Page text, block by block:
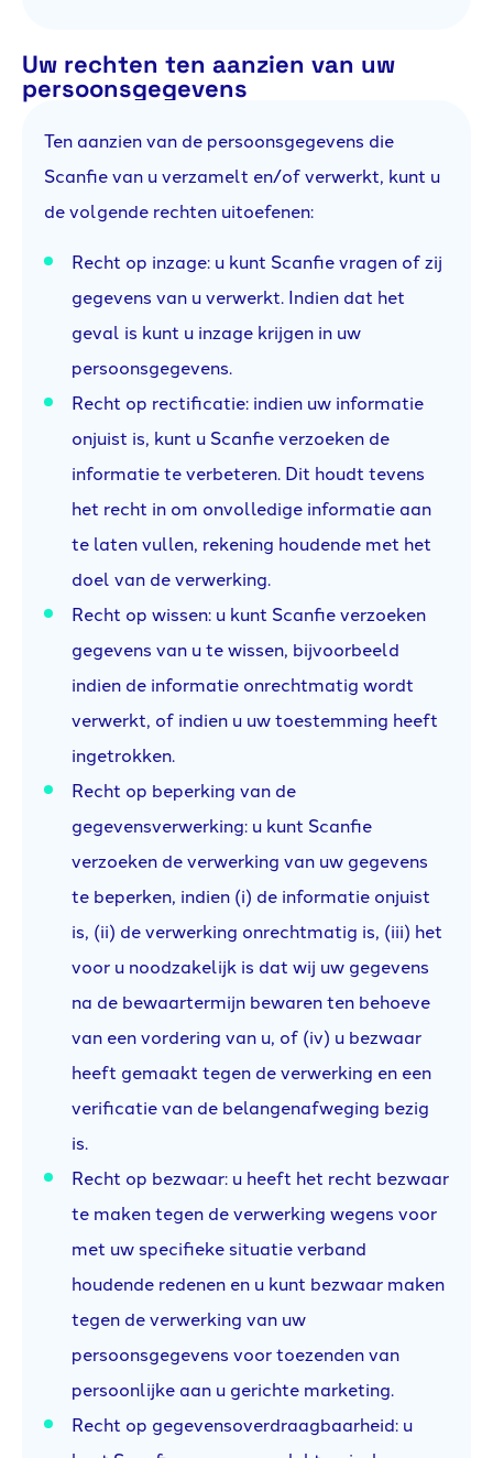
Uw rechten ten aanzien van uw
persoonsgegevens
Ten aanzien van de persoonsgegevens die
Scanfie van u verzamelt en/of verwerkt, kunt u
de volgende rechten uitoefenen:
Recht op inzage: u kunt Scanfie vragen of zij
gegevens van u verwerkt. Indien dat het
geval is kunt u inzage krijgen in uw
persoonsgegevens.
Recht op rectificatie: indien uw informatie
onjuist is, kunt u Scanfie verzoeken de
informatie te verbeteren. Dit houdt tevens
het recht in om onvolledige informatie aan
te laten vullen, rekening houdende met het
doel van de verwerking.
Recht op wissen: u kunt Scanfie verzoeken
gegevens van u te wissen, bijvoorbeeld
indien de informatie onrechtmatig wordt
verwerkt, of indien u uw toestemming heeft
ingetrokken.
Recht op beperking van de
gegevensverwerking: u kunt Scanfie
verzoeken de verwerking van uw gegevens
te beperken, indien (i) de informatie onjuist
is, (ii) de verwerking onrechtmatig is, (iii) het
voor u noodzakelijk is dat wij uw gegevens
na de bewaartermijn bewaren ten behoeve
van een vordering van u, of (iv) u bezwaar
heeft gemaakt tegen de verwerking en een
verificatie van de belangenafweging bezig
is.
Recht op bezwaar: u heeft het recht bezwaar
te maken tegen de verwerking wegens voor
met uw specifieke situatie verband
houdende redenen en u kunt bezwaar maken
tegen de verwerking van uw
persoonsgegevens voor toezenden van
persoonlijke aan u gerichte marketing.
Recht op gegevensoverdraagbaarheid: u